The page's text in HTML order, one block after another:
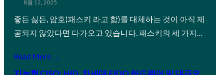
8월 12, 2025
좋든 싫든, 암호(패스키 라고 함)를 대체하는 것이 아직 제
공되지 않았다면 다가오고 있습니다. 패스키의 세 가지…
Read More →